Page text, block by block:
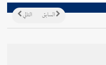
التالي السابق